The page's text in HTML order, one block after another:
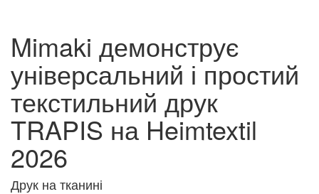
Mimaki демонструє
універсальний і простий
текстильний друк
TRAPIS на Heimtextil
2026
Друк на тканині